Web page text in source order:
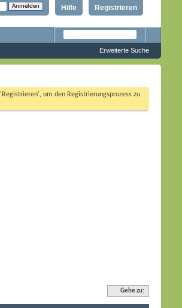
Registrieren
Hilfe
Erweiterte Suche
um den Registrierungsprozess zu
Gehe zu: